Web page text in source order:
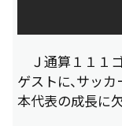
Ｊ通算１１１
ゲストに、サッ
本代表の成長に